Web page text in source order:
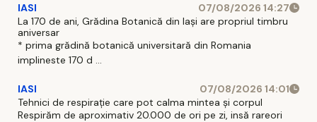
IASI
07/08/2026 14:27
La 170 de ani, Grădina Botanică din Iași are propriul timbru
aniversar
* prima grădină botanică universitară din Romania
implineste 170 d ...
IASI
07/08/2026 14:01
Tehnici de respirație care pot calma mintea și corpul
Respirăm de aproximativ 20.000 de ori pe zi, insă rareori